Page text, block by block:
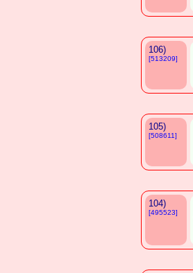
106)
[513209]
105)
[508611]
104)
[495523]